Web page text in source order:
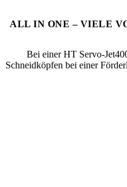
ALL IN ONE – VIELE
Bei einer HT Servo-
Schneidköpfen bei einer